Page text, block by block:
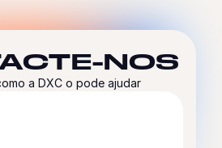
NOS
a DXC o pode ajudar